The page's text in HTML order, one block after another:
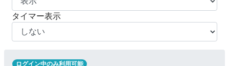
タイマー表示
ログイン中のみ利用可能